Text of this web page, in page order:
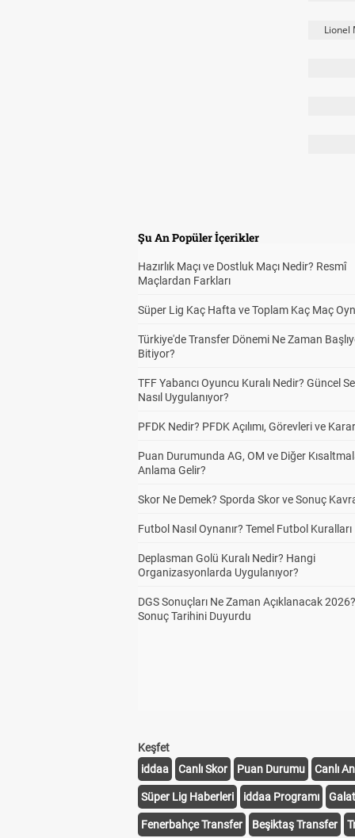
Lionel
Şu An Popüler İçerikler
Hazırlık Maçı ve Dostluk Maçı Nedir? Resmî
Maçlardan Farkları
Süper Lig Kaç Hafta ve Toplam Kaç Maç
Türkiye'de Transfer Dönemi Ne Zaman
Bitiyor?
TFF Yabancı Oyuncu Kuralı Nedir? Güncel
Nasıl Uygulanıyor?
PFDK Nedir? PFDK Açılımı, Görevleri ve
Puan Durumunda AG, OM ve Diğer
Anlama Gelir?
Skor Ne Demek? Sporda Skor ve Sonuç
Futbol Nasıl Oynanır? Temel Futbol Kuralları
Deplasman Golü Kuralı Nedir? Hangi
Organizasyonlarda Uygulanıyor?
DGS Sonuçları Ne Zaman Açıklanacak
Sonuç Tarihini Duyurdu
Keşfet
iddaa
Canlı Skor Puan Durumu Canlı
Süper Lig Haberleri iddaa Programı
Fenerbahçe Transfer Beşiktaş Transfer